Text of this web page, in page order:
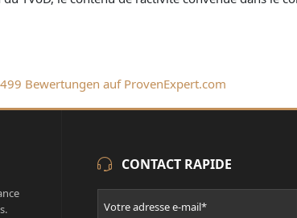
Bewertungen auf ProvenExpert.com
CONTACT RAPIDE